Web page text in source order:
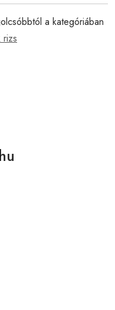
a kategóriában
rizs